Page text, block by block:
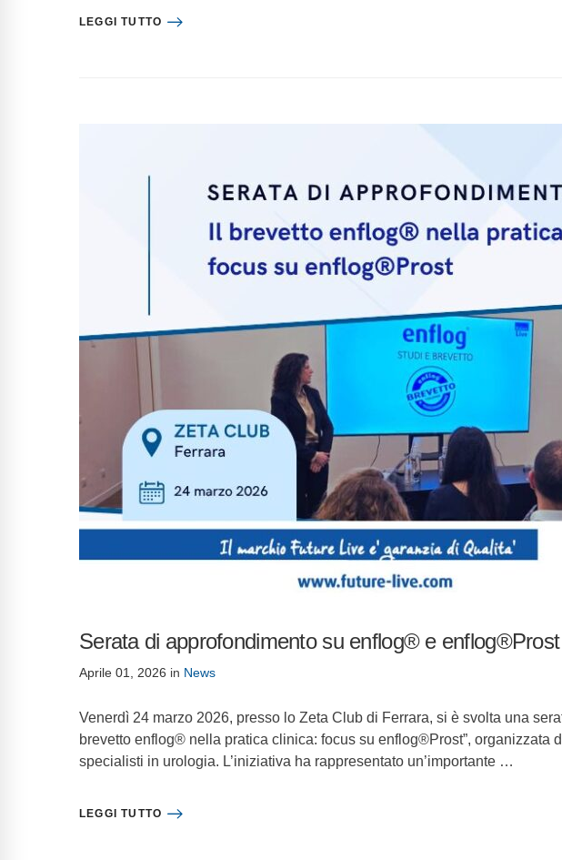
LEGGI TUTTO
Serata di approfondimento su enflog® e
Aprile 01, 2026 in News
Venerdì 24 marzo 2026, presso lo Zeta Club di Ferrara, si è svolta una
brevetto enflog® nella pratica clinica: focus su enflog®Prost”, organizzata
specialisti in urologia. L’iniziativa ha rappresentato un’importante …
LEGGI TUTTO